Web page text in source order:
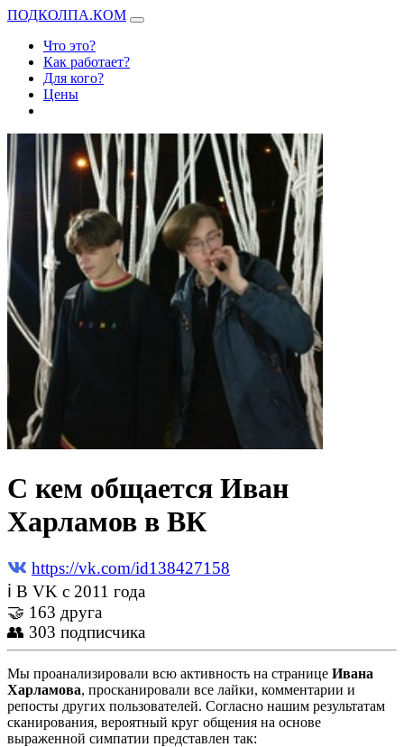
ПОДКОЛПА.КОМ
Что это?
Как работает?
Для кого?
Цены
С кем общается Иван
Харламов в ВК
https://vk.com/id138427158
ℹ В VK с 2011 года
🤝 163 друга
👥 303 подписчика
Мы проанализировали всю активность на странице Ивана
Харламова, просканировали все лайки, комментарии и
репосты других пользователей. Согласно нашим результатам
сканирования, вероятный круг общения на основе
выраженной симпатии представлен так: